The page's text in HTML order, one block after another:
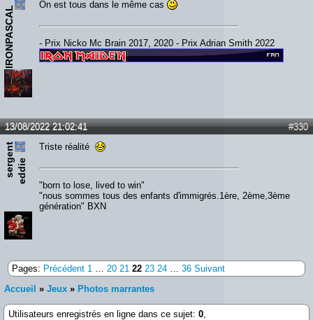
IRONPASCAL
On est tous dans le même cas
- Prix Nicko Mc Brain 2017, 2020 - Prix Adrian Smith 2022
#330
13/08/2022 21:02:41
s
e
rg
e
n
t
e
d
d
ie
Triste réalité
"born to lose, lived to win"
"nous sommes tous des enfants d'immigrés.1ère, 2ème,3ème
génération" BXN
Pages: Précédent 1 … 20 21 22 23 24 … 36 Suivant
Accueil » Jeux » Photos marrantes
Utilisateurs enregistrés en ligne dans ce sujet: 0,